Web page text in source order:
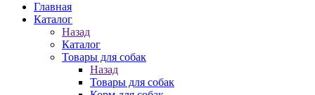
Главная
Каталог
Назад
Каталог
Товары для собак
Назад
Товары для собак